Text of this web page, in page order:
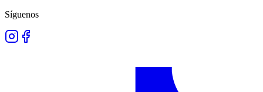
Síguenos